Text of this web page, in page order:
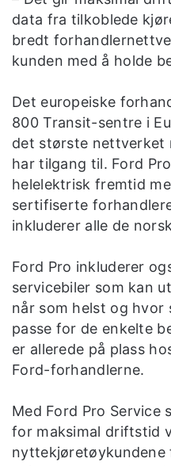
data fra tilkoblede
bredt
kunden med å holde
Det europeiske
800 Transit-sentre i
det største
har tilgang til. Ford
helelektrisk fremtid
sertifiserte
inkluderer alle de
Ford Pro inkluderer
servicebiler som kan
når som helst og hvor
passe for de enkelte
er allerede på plass
Ford-forhandlerne.
Med Ford Pro Service
for maksimal driftstid
nyttekjøretøykundene